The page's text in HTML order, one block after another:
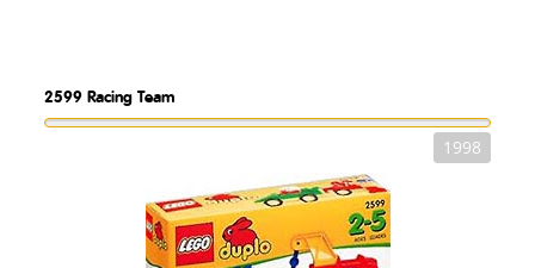
2599 Racing Team
1998